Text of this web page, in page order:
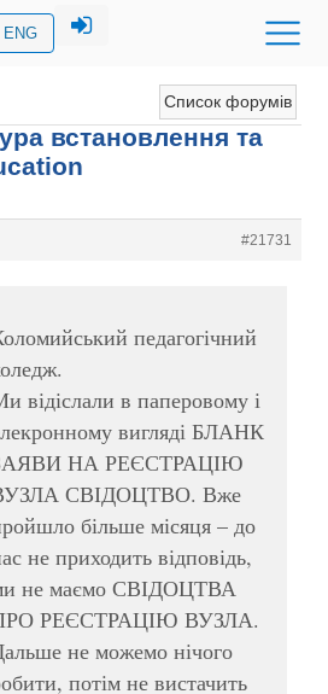
ENG
Список форумів
встановлення та
#21731
педагогічний
відіслали в паперовому і
вигляді БЛАНК
НА РЕЄСТРАЦІЮ
СВІДОЦТВО. Вже
більше місяця – до
не приходить відповідь,
не маємо СВІДОЦТВА
РЕЄСТРАЦІЮ ВУЗЛА.
не можемо нічого
потім не вистачить